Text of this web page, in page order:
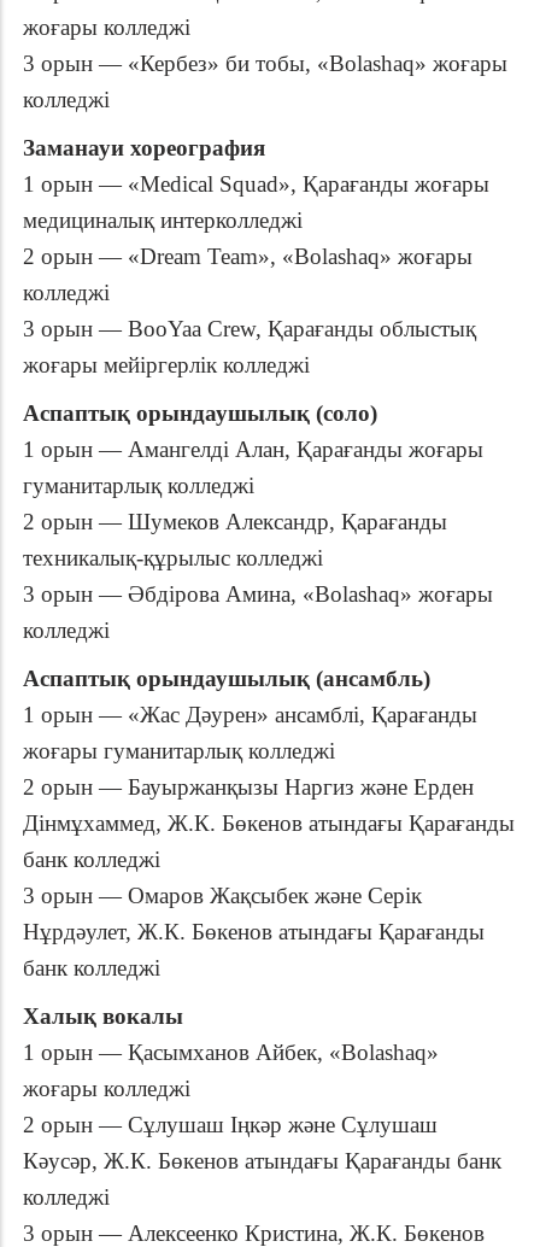
жоғары колледжі
3 орын — «Кербез» би тобы, «Bolashaq» жоғары
колледжі
Заманауи хореография
1 орын — «Medical Squad», Қарағанды жоғары
медициналық интерколледжі
2 орын — «Dream Team», «Bolashaq» жоғары
колледжі
3 орын — BooYaa Crew, Қарағанды облыстық
жоғары мейіргерлік колледжі
Аспаптық орындаушылық (соло)
1 орын — Амангелді Алан, Қарағанды жоғары
гуманитарлық колледжі
2 орын — Шумеков Александр, Қарағанды
техникалық-құрылыс колледжі
3 орын — Әбдірова Амина, «Bolashaq» жоғары
колледжі
Аспаптық орындаушылық (ансамбль)
1 орын — «Жас Дәурен» ансамблі, Қарағанды
жоғары гуманитарлық колледжі
2 орын — Бауыржанқызы Наргиз және Ерден
Дінмұхаммед, Ж.К. Бөкенов атындағы Қарағанды
банк колледжі
3 орын — Омаров Жақсыбек және Серік
Нұрдәулет, Ж.К. Бөкенов атындағы Қарағанды
банк колледжі
Халық вокалы
1 орын — Қасымханов Айбек, «Bolashaq»
жоғары колледжі
2 орын — Сұлушаш Іңкәр және Сұлушаш
Кәусәр, Ж.К. Бөкенов атындағы Қарағанды банк
колледжі
3 орын — Алексеенко Кристина, Ж.К. Бөкенов